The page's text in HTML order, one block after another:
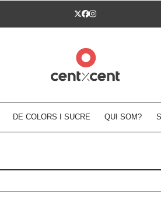
Twitter
Facebook
Instagram
DE COLORS I SUCRE QUI SOM?